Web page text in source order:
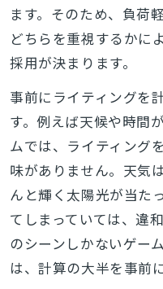
ます。そのため、負荷
どちらを重視するかに
採用が決まります。
事前にライティングを
す。例えば天候や時間
ムでは、ライティング
味がありません。天気
んと輝く太陽光が当た
てしまっていては、違
のシーンしかないゲー
は、計算の大半を事前